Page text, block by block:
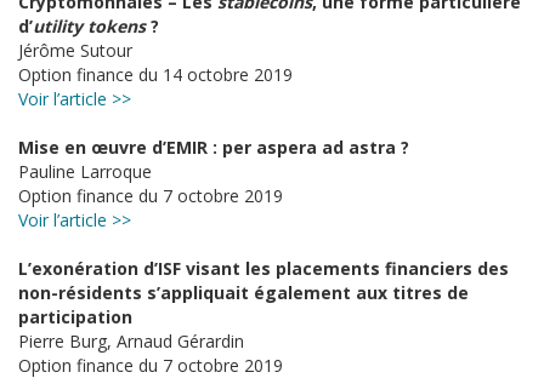
d’utility tokens?
Jérôme Sutour
Option finance du 14 octobre 2019
Voir l’article >>
Mise en œuvre d’EMIR : per aspera ad astra ?
Pauline Larroque
Option finance du 7 octobre 2019
Voir l’article >>
L’exonération d’ISF visant les placements financiers des
non-résidents s’appliquait également aux titres de
participation
Pierre Burg, Arnaud Gérardin
Option finance du 7 octobre 2019